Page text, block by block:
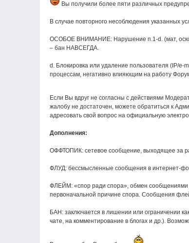
Вы получили более пяти различных
В случае повторного несоблюдения
ОСОБОЕ ВНИМАНИЕ: Нарушение п.1-d. (мат,
– бан НАВСЕГДА.
d. Блокировка или удаление пользователя (IP/e-
процессам, негативно влияющим на работу
Если Вы вдруг не согласны с действиями
жалобу не достаточен, можете обратиться к
адресовать свой вопрос на официальную
Дополнения:
ОФФТОПИК: сетевое сообщение, выходящее за
ФЛУД: бессмысленные сообщения в интернет-
ФЛЕЙМ: «спор ради спора», обмен сообщениями
первоначальной причине спора. Сообщения
БАН: заключается в лишении или ограничении
чате, на комментирование в блогах и др.).